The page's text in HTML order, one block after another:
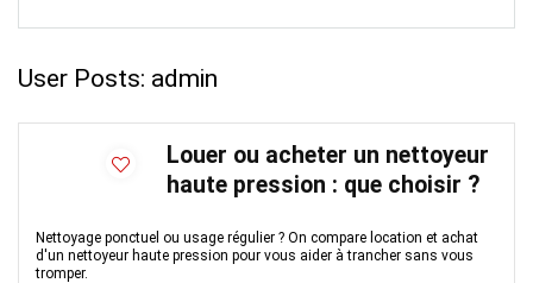
User Posts: admin
Louer ou acheter un nettoyeur
haute pression : que choisir ?
Nettoyage ponctuel ou usage régulier ? On compare location et achat
d'un nettoyeur haute pression pour vous aider à trancher sans vous
tromper.